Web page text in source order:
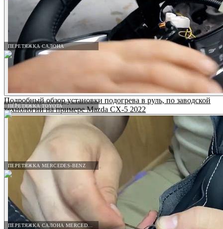
ПЕРЕТЯЖКА САЛОНА
ПЕРЕТЯЖКА TOYOTA
ПЕРЕТЯЖКА MERCEDES-BENZ
Подробный обзор установки подогрева в руль, по заводской
технологии на примере Mazda CX-5 2022